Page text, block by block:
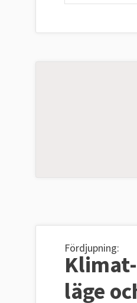
Fördjupning:
läge